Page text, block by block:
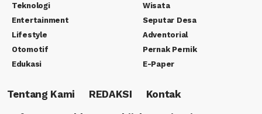
Teknologi
Entertainment
Lifestyle
Otomotif
Edukasi
Wisata
Seputar Desa
Adventorial
Pernak Pernik
E-Paper
Tentang Kami REDAKSI
Kontak